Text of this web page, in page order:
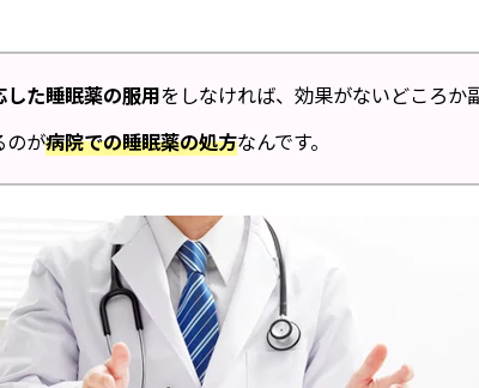
た睡眠薬の服用をしなければ、効果がないどころか
のが病院での睡眠薬の処方なんです。